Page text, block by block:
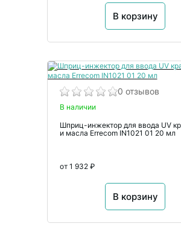
В корзину
0 отзывов
В наличии
Шприц-инжектор для ввода UV
и масла Errecom IN1021 01 20 мл
от 1 932 ₽
В корзину